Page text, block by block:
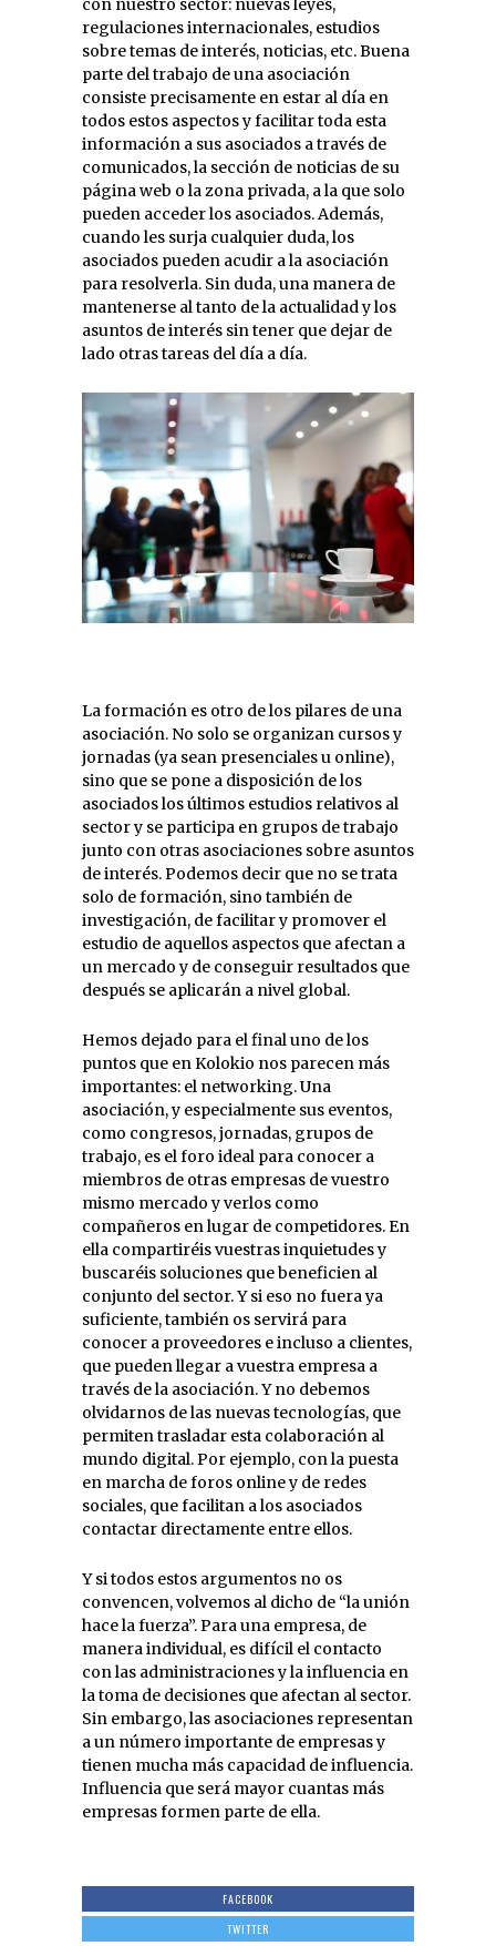
con nuestro sector: nuevas leyes,
regulaciones internacionales, estudios
sobre temas de interés, noticias, etc. Buena
parte del trabajo de una asociación
consiste precisamente en estar al día en
todos estos aspectos y facilitar toda esta
información a sus asociados a través de
comunicados, la sección de noticias de su
página web o la zona privada, a la que solo
pueden acceder los asociados. Además,
cuando les surja cualquier duda, los
asociados pueden acudir a la asociación
para resolverla. Sin duda, una manera de
mantenerse al tanto de la actualidad y los
asuntos de interés sin tener que dejar de
lado otras tareas del día a día.
La formación es otro de los pilares de una
asociación. No solo se organizan cursos y
jornadas (ya sean presenciales u online),
sino que se pone a disposición de los
asociados los últimos estudios relativos al
sector y se participa en grupos de trabajo
junto con otras asociaciones sobre asuntos
de interés. Podemos decir que no se trata
solo de formación, sino también de
investigación, de facilitar y promover el
estudio de aquellos aspectos que afectan a
un mercado y de conseguir resultados que
después se aplicarán a nivel global.
Hemos dejado para el final uno de los
puntos que en Kolokio nos parecen más
importantes: el networking. Una
asociación, y especialmente sus eventos,
como congresos, jornadas, grupos de
trabajo, es el foro ideal para conocer a
miembros de otras empresas de vuestro
mismo mercado y verlos como
compañeros en lugar de competidores. En
ella compartiréis vuestras inquietudes y
buscaréis soluciones que beneficien al
conjunto del sector. Y si eso no fuera ya
suficiente, también os servirá para
conocer a proveedores e incluso a clientes,
que pueden llegar a vuestra empresa a
través de la asociación. Y no debemos
olvidarnos de las nuevas tecnologías, que
permiten trasladar esta colaboración al
mundo digital. Por ejemplo, con la puesta
en marcha de foros online y de redes
sociales, que facilitan a los asociados
contactar directamente entre ellos.
Y si todos estos argumentos no os
convencen, volvemos al dicho de “la unión
hace la fuerza”. Para una empresa, de
manera individual, es difícil el contacto
con las administraciones y la influencia en
la toma de decisiones que afectan al sector.
Sin embargo, las asociaciones representan
a un número importante de empresas y
tienen mucha más capacidad de influencia.
Influencia que será mayor cuantas más
empresas formen parte de ella.
FACEBOOK
TWITTER